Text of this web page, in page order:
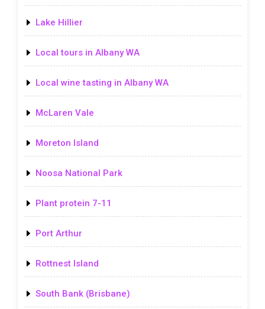
Lake Hillier
Local tours in Albany WA
Local wine tasting in Albany WA
McLaren Vale
Moreton Island
Noosa National Park
Plant protein 7-11
Port Arthur
Rottnest Island
South Bank (Brisbane)